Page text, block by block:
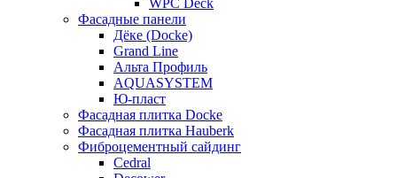
WPC Deck
Фасадные панели
Дёке (Docke)
Grand Line
Альта Профиль
AQUASYSTEM
Ю-пласт
Фасадная плитка Docke
Фасадная плитка Hauberk
Фиброцементный сайдинг
Cedral